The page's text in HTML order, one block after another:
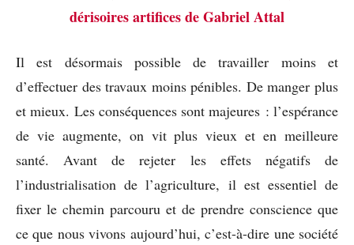
dérisoires artifices de Gabriel Attal
Il est désormais possible de travailler moins et
d’effectuer des travaux moins pénibles. De manger plus
et mieux. Les conséquences sont majeures : l’espérance
de vie augmente, on vit plus vieux et en meilleure
santé. Avant de rejeter les effets négatifs de
l’industrialisation de l’agriculture, il est essentiel de
fixer le chemin parcouru et de prendre conscience que
ce que nous vivons aujourd’hui, c’est-à-dire une société